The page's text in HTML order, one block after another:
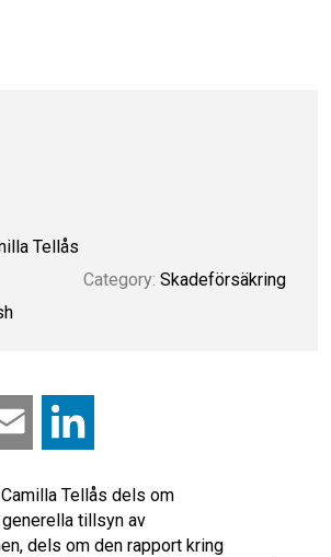
Tellås
Category: Skadeförsäkring
a n
Tellås dels om
tillsyn av
dels om den rapport kring